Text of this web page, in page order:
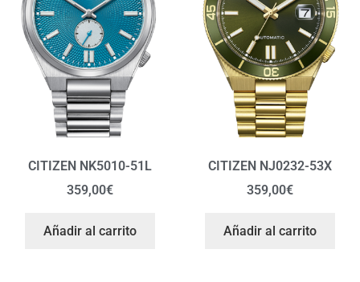
CITIZEN NK5010-51L
359,00€
Añadir al carrito
CITIZEN NJ0232-53X
359,00€
Añadir al carrito